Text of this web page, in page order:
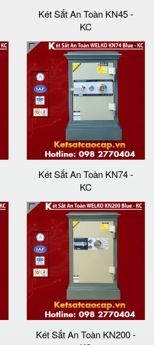
Két Sắt An Toàn KN45 -
KC
Két Sắt An Toàn KN74 -
KC
Két Sắt An Toàn KN200 -